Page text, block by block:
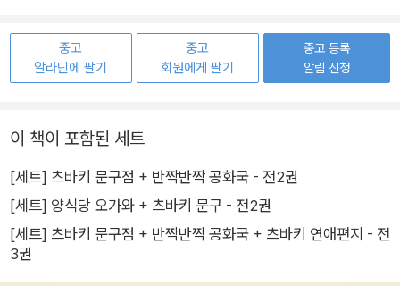
중고
알라딘에 팔기
중고
회원에게 팔기
중고 등록
알림 신청
이 책이 포함된 세트
[세트] 츠바키 문구점 + 반짝반짝 공화국 - 전2권
[세트] 양식당 오가와 + 츠바키 문구 - 전2권
[세트] 츠바키 문구점 + 반짝반짝 공화국 + 츠바키 연애편지 - 전
3권